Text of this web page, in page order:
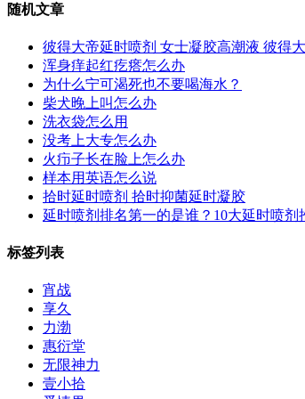
随机文章
彼得大帝延时喷剂 女士凝胶高潮液 彼得
浑身痒起红疙瘩怎么办
为什么宁可渴死也不要喝海水？
柴犬晚上叫怎么办
洗衣袋怎么用
没考上大专怎么办
火疖子长在脸上怎么办
样本用英语怎么说
拾时延时喷剂 拾时抑菌延时凝胶
延时喷剂排名第一的是谁？10大延时喷剂
标签列表
宵战
享久
力渤
惠衍堂
无限神力
壹小拾